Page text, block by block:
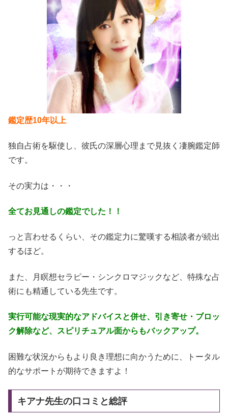
鑑定歴10年以上
独自占術を駆使し、彼氏の深層心理まで見抜く凄腕鑑定師
です。
その実力は・・・
全てお見通しの鑑定でした！！
っと言わせるくらい、その鑑定力に驚嘆する相談者が続出
するほど。
また、月瞑想セラピー・シンクロマジックなど、特殊な占
術にも精通している先生です。
実行可能な現実的なアドバイスと併せ、引き寄せ・ブロッ
ク解除など、スピリチュアル面からもバックアップ。
困難な状況からもより良き理想に向かうために、トータル
的なサポートが期待できますよ！
キアナ先生の口コミと総評